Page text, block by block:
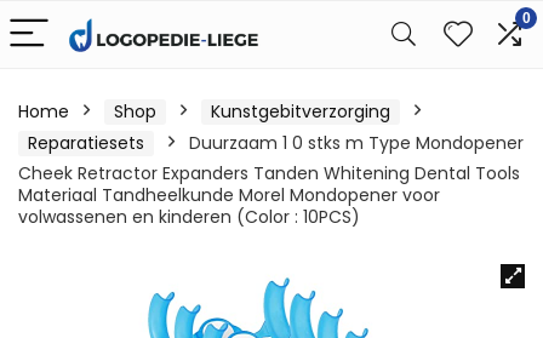
0
Home Shop
Kunstgebitverzorging
Reparatiesets
Duurzaam 1 0 stks m Type Mondopener
Cheek Retractor Expanders Tanden Whitening Dental Tools
Materiaal Tandheelkunde Morel Mondopener voor
volwassenen en kinderen (Color : 10PCS)